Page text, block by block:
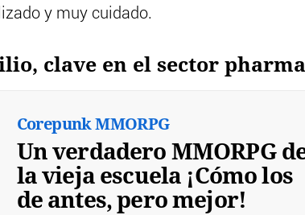
y muy cuidado.
clave en el sector pharma
Corepunk MMORPG
Un verdadero MMORPG
la vieja escuela ¡Cómo los
de antes, pero mejor!